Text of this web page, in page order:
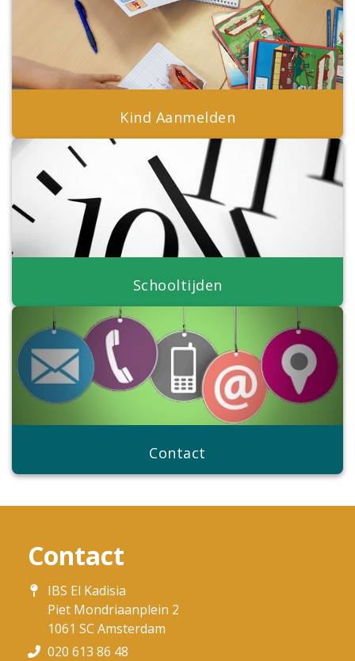
Kind Aanmelden
Schooltijden
Contact
Contact
IBS El Kadisia
Piet Mondriaanplein 2
1061 SC Amsterdam
020 613 86 48